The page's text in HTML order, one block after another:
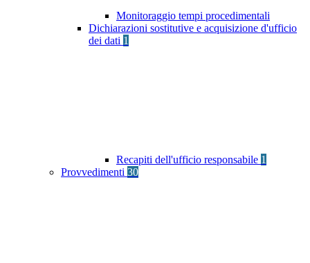
Monitoraggio tempi procedimentali
Dichiarazioni sostitutive e acquisizione d'ufficio
dei dati 1
Recapiti dell'ufficio responsabile 1
Provvedimenti 30